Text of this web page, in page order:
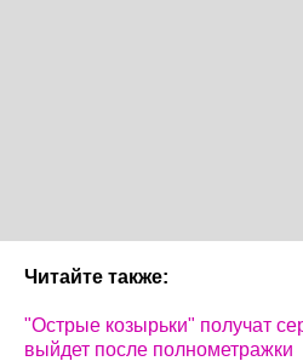
Читайте также:
"Острые козырьки" получат
выйдет после полнометражки